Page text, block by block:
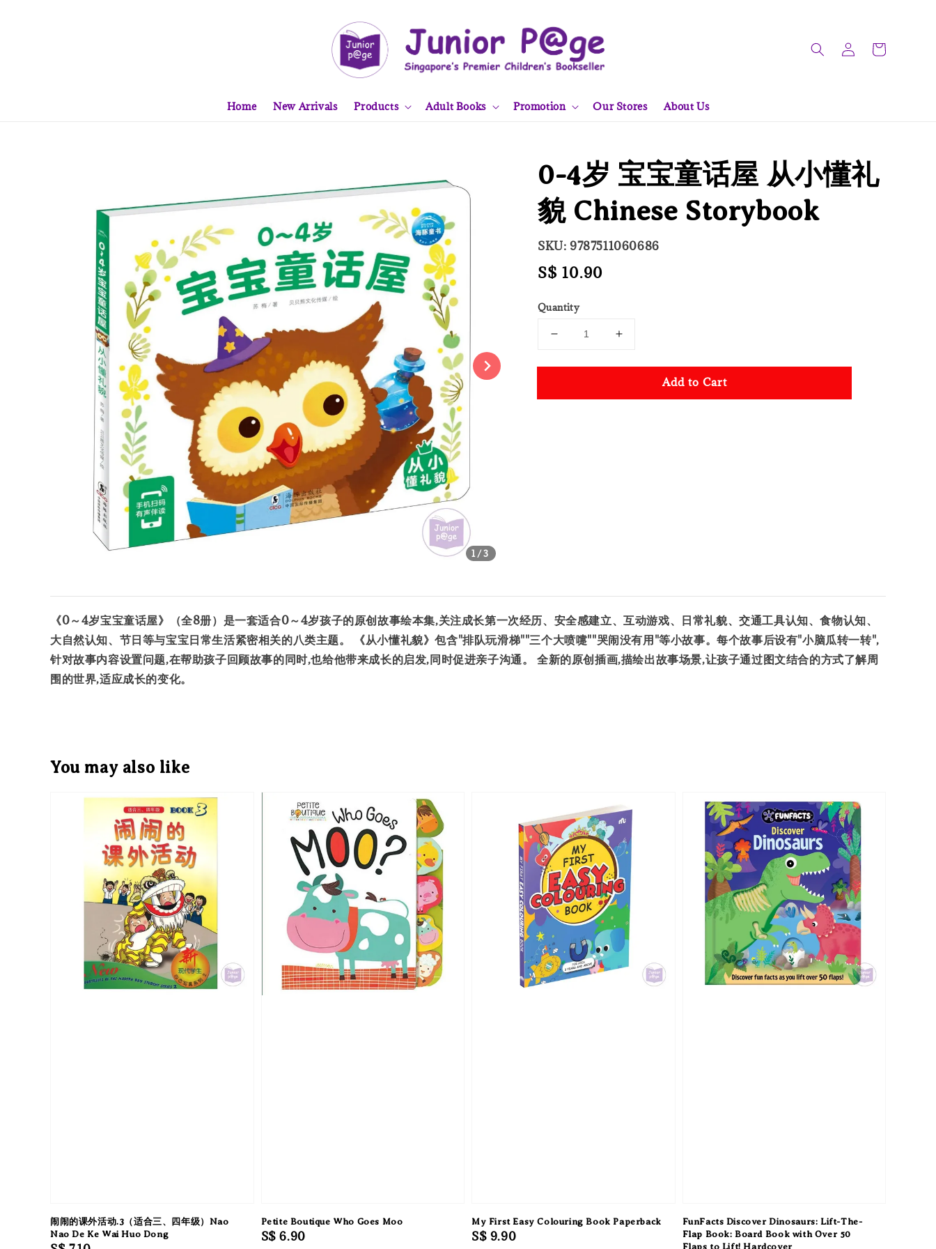
Home New Arrivals Products Adult Books Promotion Our Stores About Us
1 /3
0-4岁 宝宝童话屋 从小懂礼
貌 Chinese Storybook
SKU: 9787511060686
Regular
S$ 10.90
Quantity
Add to Cart
《0～4岁宝宝童话屋》（全8册）是一套适合0～4岁孩子的原创故事绘本集,关注成长第一次经历、安全感建立、互动游戏、日常礼貌、交通工具认知、食物认知、
大自然认知、节日等与宝宝日常生活紧密相关的八类主题。 《从小懂礼貌》包含"排队玩滑梯""三个大喷嚏""哭闹没有用"等小故事。每个故事后设有"小脑瓜转一转",
针对故事内容设置问题,在帮助孩子回顾故事的同时,也给他带来成长的启发,同时促进亲子沟通。 全新的原创插画,描绘出故事场景,让孩子通过图文结合的方式了解周
围的世界,适应成长的变化。
You may also like
闹闹的课外活动.3（适合三、四年级）Nao
Nao De Ke Wai Huo Dong
Petite Boutique Who Goes Moo
Regular
S$ 6.90
My First Easy Colouring Book Paperback
Regular
S$ 9.90
FunFacts Discover Dinosaurs: Lift-The-
Flap Book: Board Book with Over 50
Flaps to Lift! Hardcover